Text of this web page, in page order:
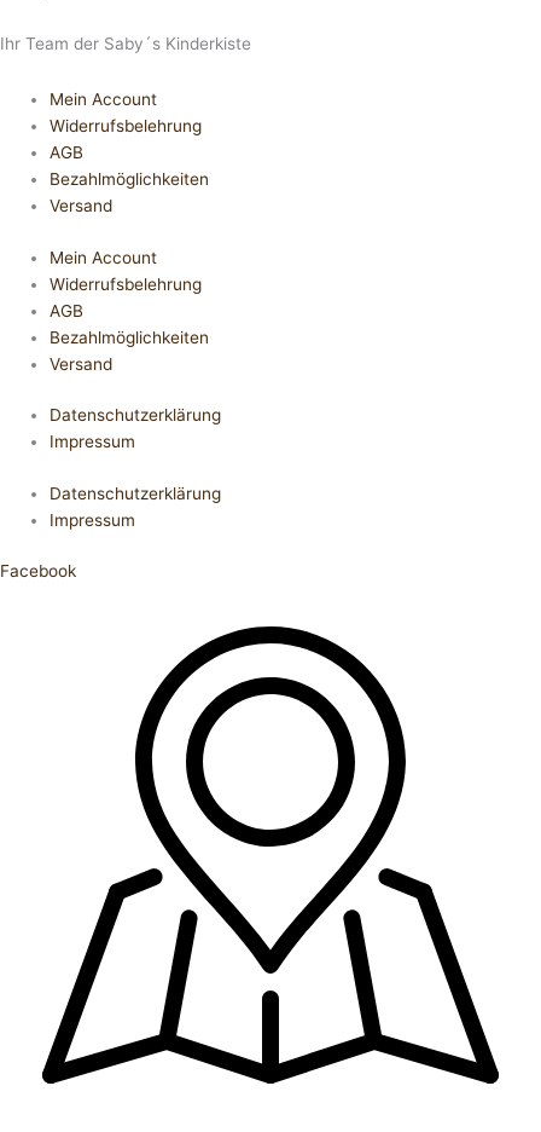
Ihr Team der Saby´s Kinderkiste
Mein Account
Widerrufsbelehrung
AGB
Bezahlmöglichkeiten
Versand
Mein Account
Widerrufsbelehrung
AGB
Bezahlmöglichkeiten
Versand
Datenschutzerklärung
Impressum
Datenschutzerklärung
Impressum
Facebook